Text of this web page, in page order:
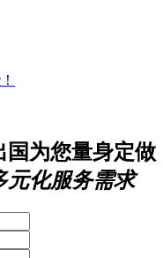
国为您量身定做
元化服务需求